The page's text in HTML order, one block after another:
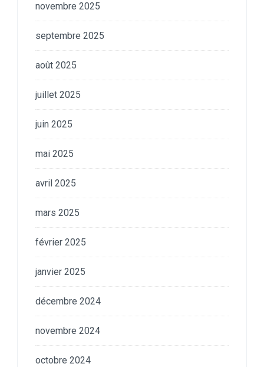
novembre 2025
septembre 2025
août 2025
juillet 2025
juin 2025
mai 2025
avril 2025
mars 2025
février 2025
janvier 2025
décembre 2024
novembre 2024
octobre 2024